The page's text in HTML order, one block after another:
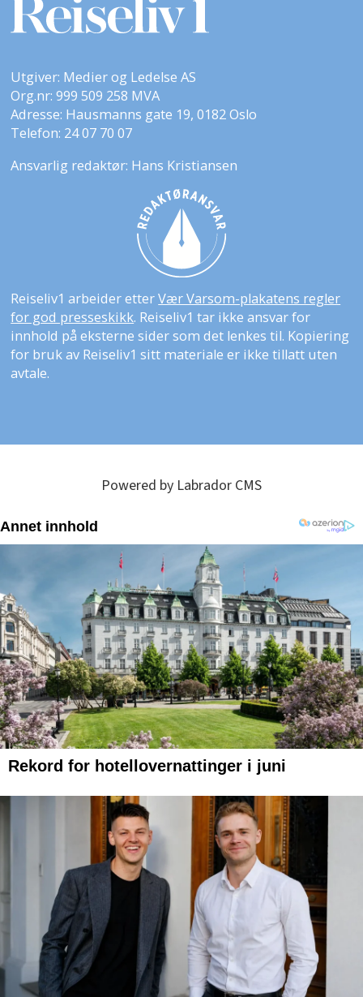
Utgiver: Medier og Ledelse AS
Org.nr: 999 509 258 MVA
Adresse: Hausmanns gate 19, 0182 Oslo
Telefon: 24 07 70 07
Ansvarlig redaktør: Hans Kristiansen
Reiseliv1 arbeider etterVær Varsom-plakatens regler
for god presseskikk. Reiseliv1 tar ikke ansvar for
innhold på eksterne sider som det lenkes til. Kopiering
for bruk av Reiseliv1 sitt materiale er ikke tillatt uten
avtale.
Powered by Labrador CMS